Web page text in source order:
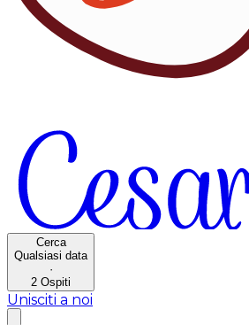
Cerca
Qualsiasi data
·
2 Ospiti
Unisciti a noi